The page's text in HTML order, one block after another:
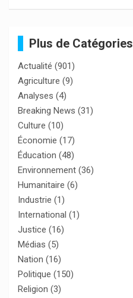
Plus de Catégories
Actualité (901)
Agriculture (9)
Analyses (4)
Breaking News (31)
Culture (10)
Économie (17)
Éducation (48)
Environnement (36)
Humanitaire (6)
Industrie (1)
International (1)
Justice (16)
Médias (5)
Nation (16)
Politique (150)
Religion (3)